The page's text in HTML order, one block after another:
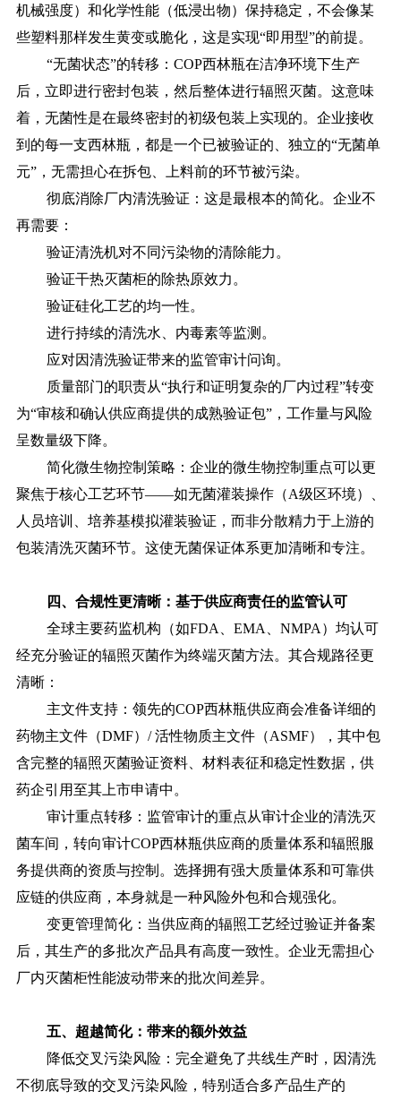
机械强度）和化学性能（低浸出物）保持稳定，不会像某
些塑料那样发生黄变或脆化，这是实现“即用型”的前提。
“无菌状态”的转移：COP西林瓶在洁净环境下生产
后，立即进行密封包装，然后整体进行辐照灭菌。这意味
着，无菌性是在最终密封的初级包装上实现的。企业接收
到的每一支西林瓶，都是一个已被验证的、独立的“无菌单
元”，无需担心在拆包、上料前的环节被污染。
彻底消除厂内清洗验证：这是最根本的简化。企业不
再需要：
验证清洗机对不同污染物的清除能力。
验证干热灭菌柜的除热原效力。
验证硅化工艺的均一性。
进行持续的清洗水、内毒素等监测。
应对因清洗验证带来的监管审计问询。
质量部门的职责从“执行和证明复杂的厂内过程”转变
为“审核和确认供应商提供的成熟验证包”，工作量与风险
呈数量级下降。
简化微生物控制策略：企业的微生物控制重点可以更
聚焦于核心工艺环节——如无菌灌装操作（A级区环境）、
人员培训、培养基模拟灌装验证，而非分散精力于上游的
包装清洗灭菌环节。这使无菌保证体系更加清晰和专注。
四、 合规性更清晰：基于供应商责任的监管认可
全球主要药监机构（如FDA、EMA、NMPA）均认可
经充分验证的辐照灭菌作为终端灭菌方法。其合规路径更
清晰：
主文件支持：领先的COP西林瓶供应商会准备详细的
药物主文件（DMF）/ 活性物质主文件（ASMF），其中包
含完整的辐照灭菌验证资料、材料表征和稳定性数据，供
药企引用至其上市申请中。
审计重点转移：监管审计的重点从审计企业的清洗灭
菌车间，转向审计COP西林瓶供应商的质量体系和辐照服
务提供商的资质与控制。选择拥有强大质量体系和可靠供
应链的供应商，本身就是一种风险外包和合规强化。
变更管理简化：当供应商的辐照工艺经过验证并备案
后，其生产的多批次产品具有高度一致性。企业无需担心
厂内灭菌柜性能波动带来的批次间差异。
五、 超越简化：带来的额外效益
降低交叉污染风险：完全避免了共线生产时，因清洗
不彻底导致的交叉污染风险，特别适合多产品生产的